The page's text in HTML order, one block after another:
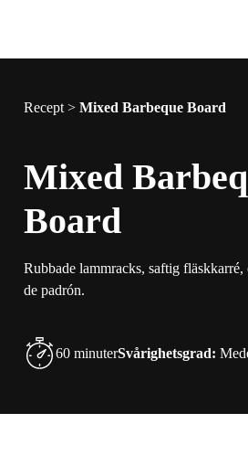
Recept > Mixed Barbeque Board
Mixed
Board
Rubbade lammracks, saftig
de padrón.
60 minuterSvårighetsgrad: